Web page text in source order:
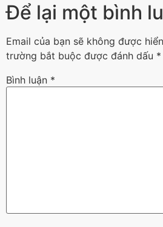
Để lại một bình
Email của bạn sẽ không được
trường bắt buộc được đánh dấu *
Bình luận *